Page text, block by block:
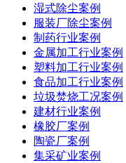
湿式除尘案例
服装厂除尘案例
制药行业案例
金属加工行业案例
塑料加工行业案例
食品加工行业案例
垃圾焚烧工况案例
建材行业案例
橡胶厂案例
陶瓷厂案例
集采矿业案例